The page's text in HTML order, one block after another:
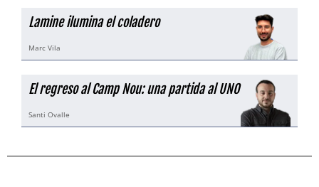
Lamine ilumina el coladero
Marc Vila
El regreso al Camp Nou: una partida al UNO
Santi Ovalle